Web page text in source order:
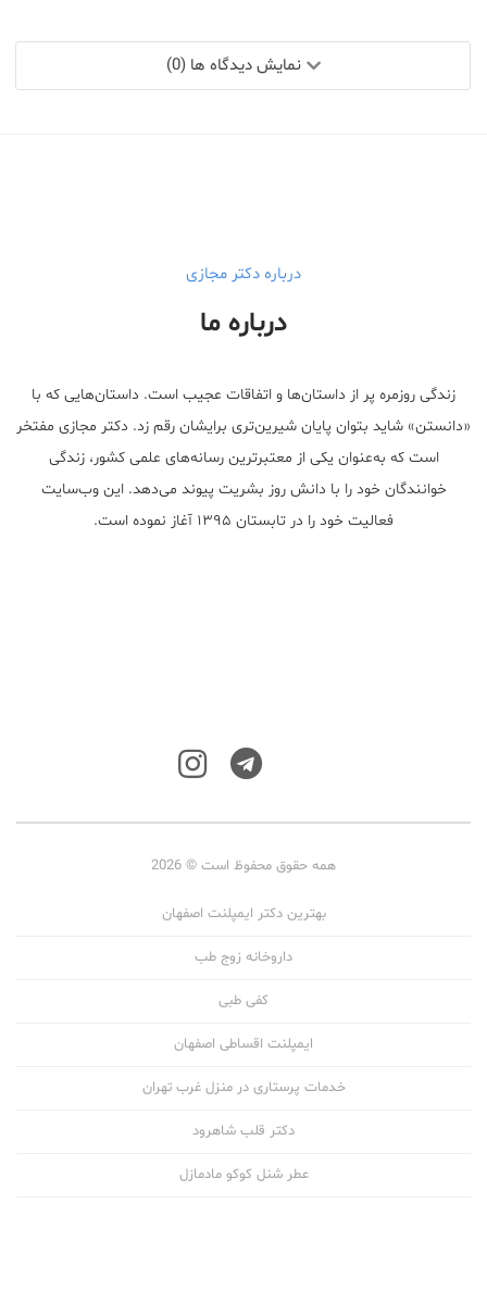
نمایش دیدگاه ها (0)
درباره دکتر مجازی
درباره ما
زندگی روزمره پر از داستان‌ها و اتفاقات عجیب است. داستان‌هایی که با
«دانستن» شاید بتوان پایان شیرین‌تری برایشان رقم زد. دکتر مجازی مفتخر
است که به‌عنوان یکی از معتبر‌ترین رسانه‌های علمی کشور، زندگی
خوانندگان خود را با دانش روز بشریت پیوند می‌دهد. این وب‌سایت
فعالیت خود را در تابستان ۱۳۹۵ آغاز نموده است.
همه حقوق محفوظ است © 2026
بهترین دکتر ایمپلنت اصفهان
داروخانه زوج طب
کفی طبی
ایمپلنت اقساطی اصفهان
خدمات پرستاری در منزل غرب تهران
دکتر قلب شاهرود
عطر شنل کوکو مادمازل